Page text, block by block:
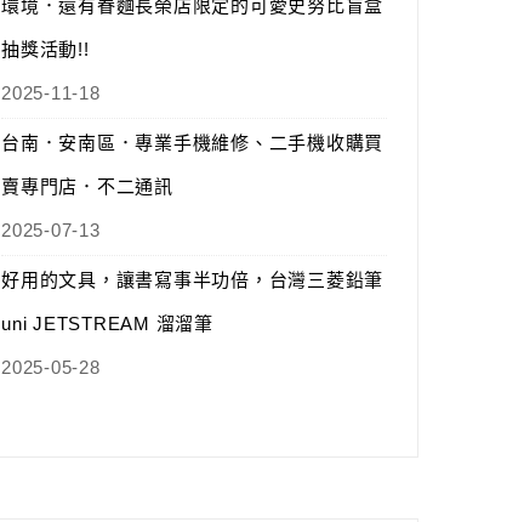
環境．還有眷麵長榮店限定的可愛史努比盲盒
抽獎活動!!
2025-11-18
台南．安南區．專業手機維修、二手機收購買
賣專門店．不二通訊
2025-07-13
好用的文具，讓書寫事半功倍，台灣三菱鉛筆
uni JETSTREAM 溜溜筆
2025-05-28